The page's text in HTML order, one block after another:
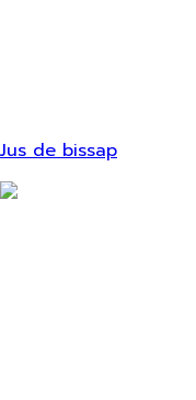
Jus de bissap